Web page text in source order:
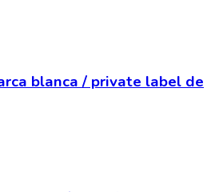
blanca / private label de